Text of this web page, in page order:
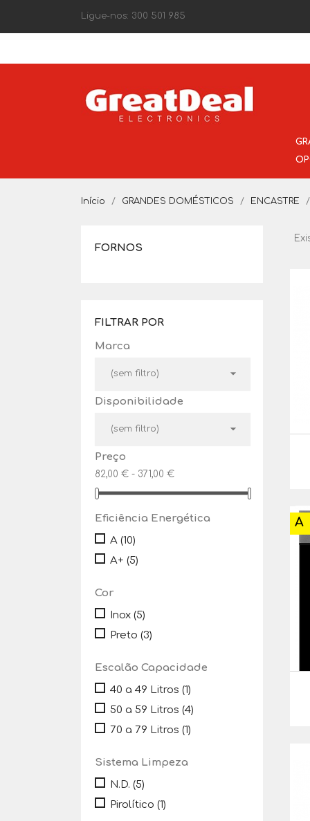
Ligue-nos: 300 501 985
Início GRANDES DOMÉSTICOS ENCASTRE
FORNOS
FILTRAR POR
Marca
(sem filtro) 
Disponibilidade
(sem filtro) 
Preço
82,00 € - 371,00 €
Eficiência Energética
A (10)
A+ (5)
Cor
Inox (5)
Preto (3)
Escalão Capacidade
40 a 49 Litros (1)
50 a 59 Litros (4)
70 a 79 Litros (1)
Sistema Limpeza
N.D. (5)
Pirolítico (1)
A